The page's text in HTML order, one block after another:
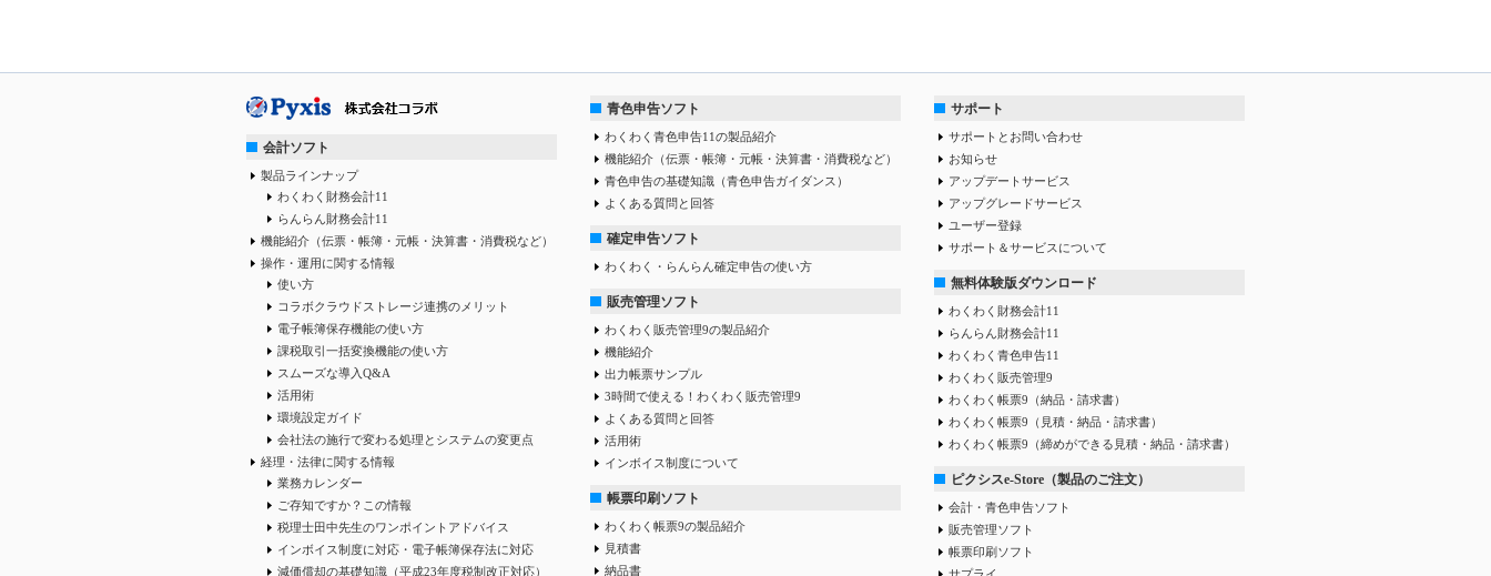
会計ソフト
製品ラインナップ
わくわく財務会計11
らんらん財務会計11
機能紹介（伝票・帳簿・元帳・決算書・消費税など）
操作・運用に関する情報
使い方
コラボクラウドストレージ連携のメリット
電子帳簿保存機能の使い方
課税取引一括変換機能の使い方
スムーズな導入Q&A
活用術
環境設定ガイド
会社法の施行で変わる処理とシステムの変更点
経理・法律に関する情報
業務カレンダー
ご存知ですか？この情報
税理士田中先生のワンポイントアドバイス
インボイス制度に対応・電子帳簿保存法に対応
減価償却の基礎知識（平成23年度税制改正対応）
青色申告ソフト
わくわく青色申告11の製品紹介
機能紹介（伝票・帳簿・元帳・決算書・消費税など）
青色申告の基礎知識（青色申告ガイダンス）
よくある質問と回答
確定申告ソフト
わくわく・らんらん確定申告の使い方
販売管理ソフト
わくわく販売管理9の製品紹介
機能紹介
出力帳票サンプル
3時間で使える！わくわく販売管理9
よくある質問と回答
活用術
インボイス制度について
帳票印刷ソフト
わくわく帳票9の製品紹介
見積書
納品書
サポート
サポートとお問い合わせ
お知らせ
アップデートサービス
アップグレードサービス
ユーザー登録
サポート＆サービスについて
無料体験版ダウンロード
わくわく財務会計11
らんらん財務会計11
わくわく青色申告11
わくわく販売管理9
わくわく帳票9（納品・請求書）
わくわく帳票9（見積・納品・請求書）
わくわく帳票9（締めができる見積・納品・請求書）
ピクシスe-Store（製品のご注文）
会計・青色申告ソフト
販売管理ソフト
帳票印刷ソフト